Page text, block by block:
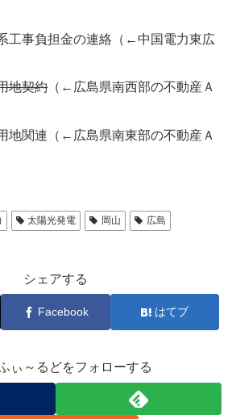
工事負担金の連絡（←中国電力東広
地契約（←広島県南西部の不動産Ａ
地関連（←広島県南東部の不動産Ａ
太陽光発電 岡山
広島
シェアする
Facebook はてブ
ぃ～るどをフォローする